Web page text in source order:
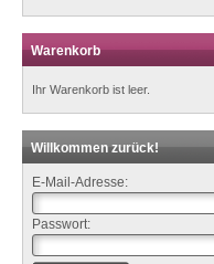
Warenkorb
Ihr Warenkorb ist leer.
Willkommen zurück!
E-Mail-Adresse:
Passwort: